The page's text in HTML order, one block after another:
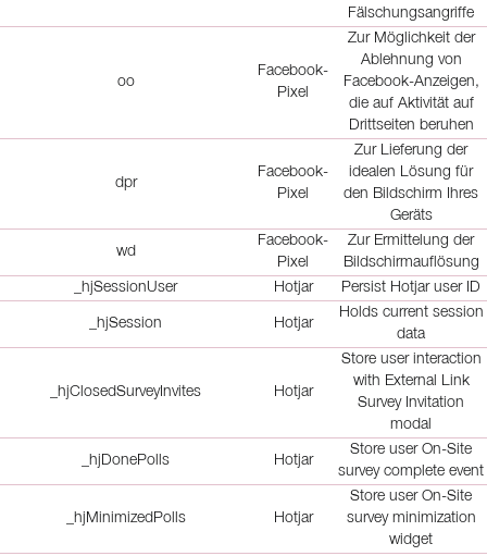
Fälschungsangriffe
oo
Facebook-
Pixel
Zur Möglichkeit der
Ablehnung von
Facebook-Anzeigen,
die auf Aktivität auf
Drittseiten beruhen
dpr
Facebook-
Pixel
Zur Lieferung der
idealen Lösung für
den Bildschirm Ihres
Geräts
wd
Facebook-
Pixel
Zur Ermittelung der
Bildschirmauflösung
_hjSessionUser
Hotjar Persist Hotjar user ID
_hjSession Hotjar
Holds current session
data
_hjClosedSurveyInvites Hotjar
Store user interaction
with External Link
Survey Invitation
modal
_hjDonePolls Hotjar
Store user On-Site
survey complete event
_hjMinimizedPolls Hotjar
Store user On-Site
survey minimization
widget